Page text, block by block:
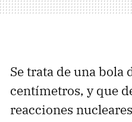
Se trata de una
centímetros, y que
reacciones